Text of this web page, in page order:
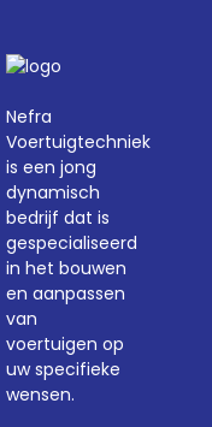
Nefra
Voertuigtechniek
is een jong
dynamisch
bedrijf dat is
gespecialiseerd
in het bouwen
en aanpassen
van
voertuigen op
uw specifieke
wensen.